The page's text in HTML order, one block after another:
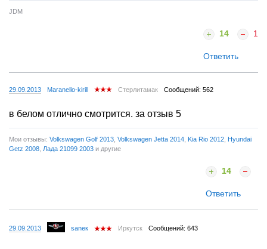
JDM
14 1
Ответить
29.09.2013 Maranello-kirill Стерлитамак Сообщений: 562
в белом отлично смотрится. за отзыв 5
Мои отзывы: Volkswagen Golf 2013 Volkswagen Jetta 2014 Kia Rio 2012 Hyundai
Getz 2008 Лада 21099 2003 и другие
14
Ответить
29.09.2013 saneк Иркутск Сообщений: 643